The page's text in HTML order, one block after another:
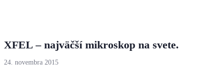
XFEL – najväčší mikroskop na svete.
24. novembra 2015